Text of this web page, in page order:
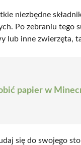
niezbędne
Po zebraniu tego
lub inne zwierzęta,
papier w
się do swojego